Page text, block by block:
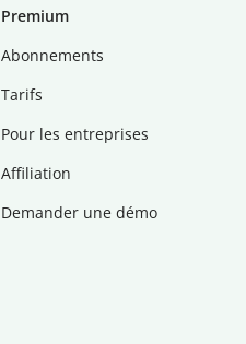
Premium
Abonnements
Tarifs
Pour les entreprises
Affiliation
Demander une démo